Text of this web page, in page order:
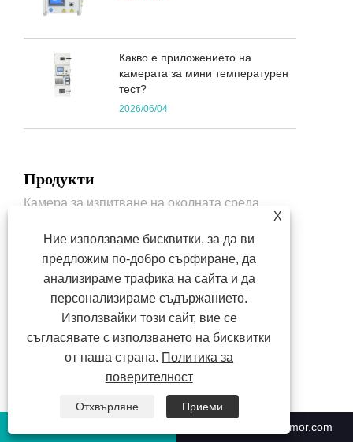
Какво е приложението на
камерата за мини температурен
тест?
2026/06/04
Продукти
Камера за изпитване на околната среда
Електронен сух шкаф
Сушилня
Прецизна фурна
Свържете се с нас
Адрес: No. 3215, Huhang Highway, Fengxian District,
X
Ние използваме бисквитки, за да ви
предложим по-добро сърфиране, да
анализираме трафика на сайта и да
персонализираме съдържанието.
Използвайки този сайт, вие се
съгласявате с използването на бисквитки
от наша страна. Политика за
поверителност
Отхвърляне
Приеми
sales@climatestsymor.com